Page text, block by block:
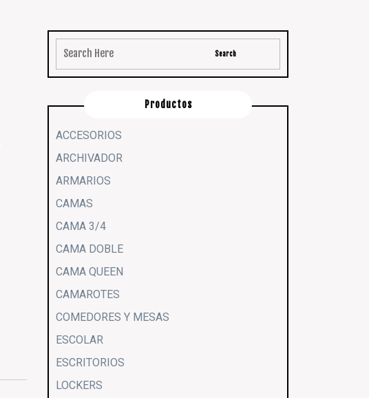
Productos
ACCESORIOS
ARCHIVADOR
ARMARIOS
CAMAS
CAMA 3/4
CAMA DOBLE
CAMA QUEEN
CAMAROTES
COMEDORES Y MESAS
ESCOLAR
ESCRITORIOS
LOCKERS